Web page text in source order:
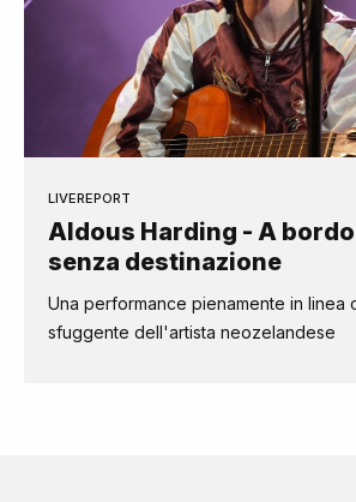
LIVEREPORT
Aldous Harding - A
senza destinazione
Una performance pienamente in linea
sfuggente dell'artista neozelandese